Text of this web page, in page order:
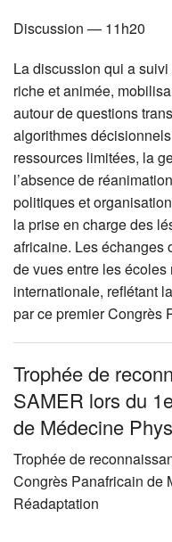
Discussion — 11h20
La discussion qui a
riche et animée,
autour de questions
algorithmes
ressources limitées, la
l’absence de
politiques et
la prise en charge des
africaine. Les échanges
de vues entre les
internationale, reflétant
par ce premier Congrès
Trophée de
SAMER lors du
de Médecine
Trophée de
Congrès Panafricain de
Réadaptation